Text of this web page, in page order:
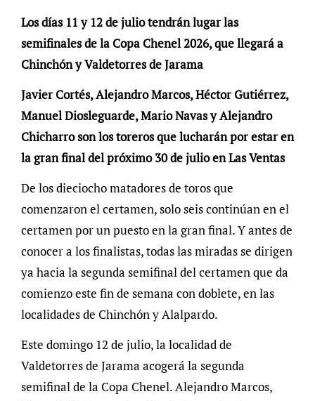
Los días 11 y 12 de julio tendrán lugar las
semifinales de la Copa Chenel 2026, que llegará a
Chinchón y Valdetorres de Jarama
Javier Cortés, Alejandro Marcos, Héctor Gutiérrez,
Manuel Diosleguarde, Mario Navas y Alejandro
Chicharro son los toreros que lucharán por estar en
la gran final del próximo 30 de julio en Las Ventas
De los dieciocho matadores de toros que
comenzaron el certamen, solo seis continúan en el
certamen por un puesto en la gran final. Y antes de
conocer a los finalistas, todas las miradas se dirigen
ya hacia la segunda semifinal del certamen que da
comienzo este fin de semana con doblete, en las
localidades de Chinchón y Alalpardo.
Este domingo 12 de julio, la localidad de
Valdetorres de Jarama acogerá la segunda
semifinal de la Copa Chenel. Alejandro Marcos,